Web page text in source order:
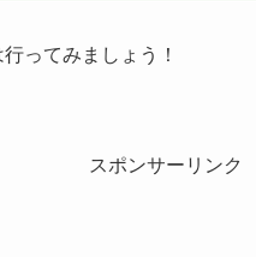
ってみましょう！
スポンサーリンク